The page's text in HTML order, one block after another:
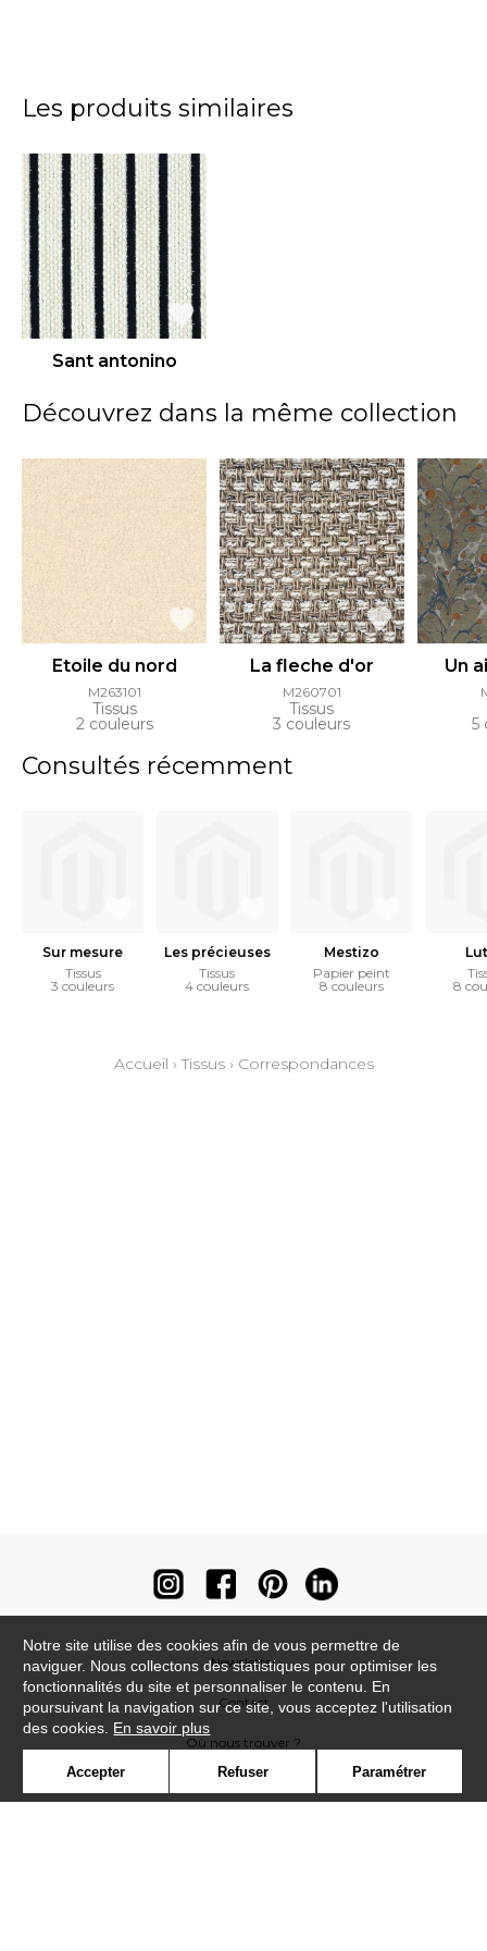
Les produits similaires
Sant antonino
Découvrez dans la même collection
Etoile du nord
M263101
Tissus
2 couleurs
La fleche d'or
M260701
Tissus
3 couleurs
Un
5
Consultés récemment
Sur mesure
Tissus
3 couleurs
Les précieuses
Tissus
4 couleurs
Mestizo
Papier peint
8 couleurs
8
Accueil ›Tissus› Correspondances
Newsletter
Contact
Où nous trouver ?
Notre site utilise des cookies afin de vous permettre de
naviguer. Nous collectons des statistiques pour optimiser les
fonctionnalités du site et personnaliser le contenu. En
poursuivant la navigation sur ce site, vous acceptez l'utilisation
des cookies. En savoir plus
Accepter Refuser Paramétrer